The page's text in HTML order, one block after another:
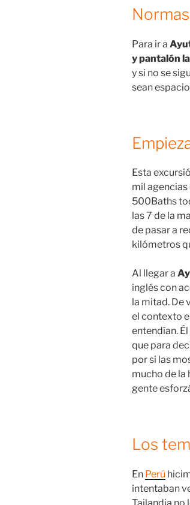
Para ir a
y pantalón
y si no se
sean
Esta
mil agencias
500Baths
las 7 de la
de pasar a
kilómetros
Al llegar a
inglés con
la mitad. De
el contexto
entendían.
que para
por si las
mucho de la
gente
Los
En Perú
intentaban